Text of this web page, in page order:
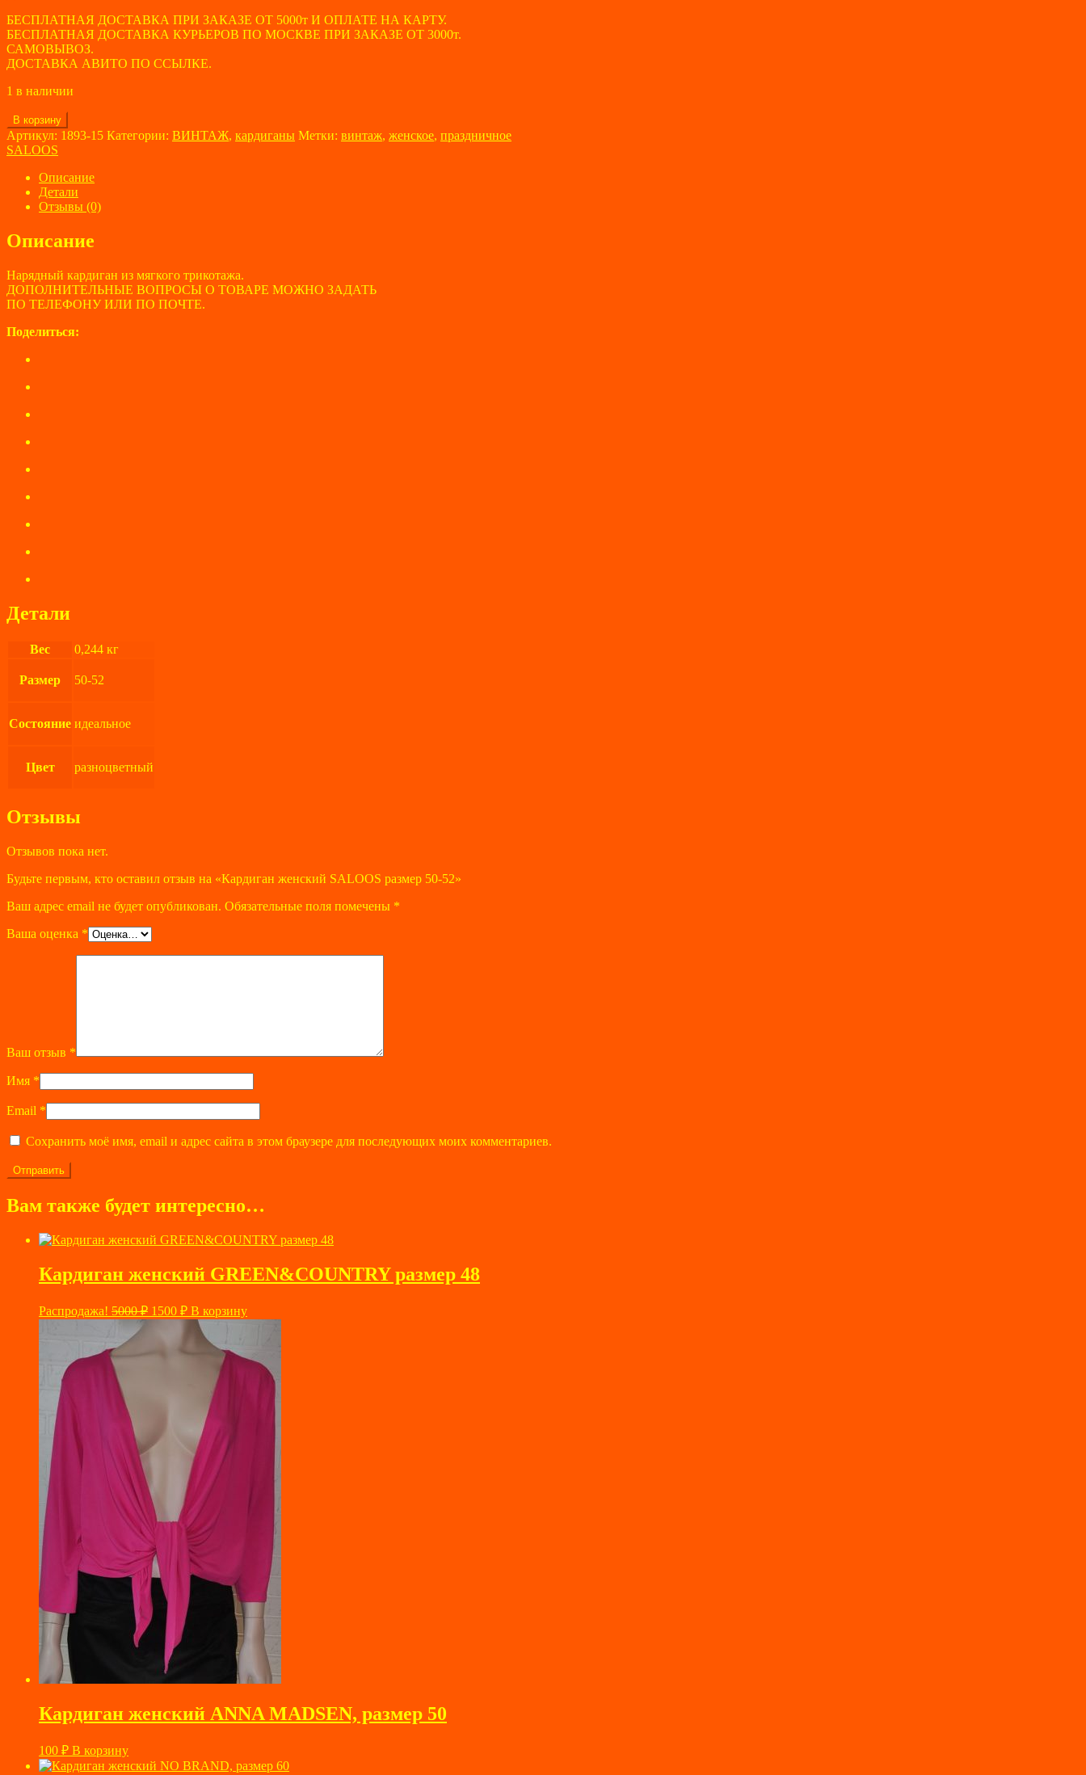
БЕСПЛАТНАЯ ДОСТАВКА ПРИ ЗАКАЗЕ ОТ 5000т И ОПЛАТЕ НА КАРТУ.
БЕСПЛАТНАЯ ДОСТАВКА КУРЬЕРОВ ПО МОСКВЕ ПРИ ЗАКАЗЕ ОТ 3000т.
САМОВЫВОЗ.
ДОСТАВКА АВИТО ПО ССЫЛКЕ.
1 в наличии
Количество
товара
Кардиган
SALOOS
размер
В корзину
Артикул: 1893-15 Категории: ВИНТАЖ, кардиганы Метки: винтаж, женское, праздничное
SALOOS
Описание
Детали
Отзывы (0)
Описание
Нарядный кардиган из мягкого трикотажа.
ДОПОЛНИТЕЛЬНЫЕ ВОПРОСЫ О ТОВАРЕ МОЖНО ЗАДАТЬ
ПО ТЕЛЕФОНУ ИЛИ ПО ПОЧТЕ.
Поделиться:
Детали
Вес 0,244 кг
Размер 50-52
Состояние идеальное
Цвет разноцветный
Отзывы
Отзывов пока нет.
Будьте первым, кто оставил отзыв на «Кардиган женский SALOOS размер 50-52»
Ваш адрес email не будет опубликован. Обязательные поля помечены *
Ваша оценка *
Ваш отзыв *
Имя *
Email *
Сохранить моё имя, email и адрес сайта в этом браузере для последующих моих комментариев.
Вам также будет интересно…
Кардиган женский GREEN&COUNTRY размер 48
Распродажа! 5000₽ Первоначальная
цена
составляла
5000 ₽.
1500 ₽Текущая
цена:
1500 ₽.
В корзину
Кардиган женский ANNA MADSEN, размер 50
100 ₽ В корзину